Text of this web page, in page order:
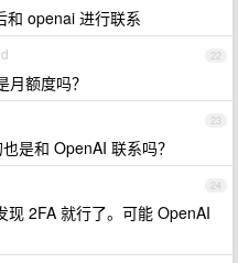
和 openai 进行联系
22
月额度吗？
23
是和 OpenAI 联系吗？
24
现 2FA 就行了。可能 OpenAI